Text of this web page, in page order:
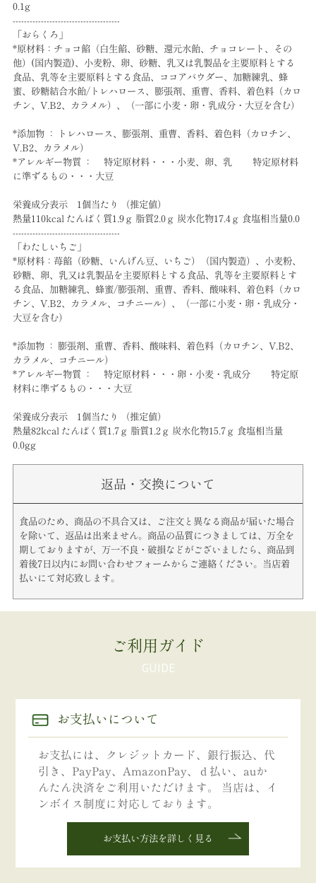
0.1g
--------------------------------------
「おらくろ」
*原材料：チョコ餡（白生餡、砂糖、還元水飴、チョコレート、その
他）(国内製造)、小麦粉、卵、砂糖、乳又は乳製品を主要原料とする
食品、乳等を主要原料とする食品、ココアパウダー、加糖練乳、蜂
蜜、砂糖結合水飴/トレハロース、膨張剤、重曹、香料、着色料（カロ
チン、V.B2、カラメル）、（一部に小麦・卵・乳成分・大豆を含む）
*添加物 ： トレハロース、膨張剤、重曹、香料、着色料（カロチン、
V.B2、カラメル）
*アレルギー物質 ： 特定原材料・・・小麦、卵、乳 特定原材料
に準ずるもの・・・大豆
栄養成分表示 1個当たり （推定値）
熱量110kcal たんぱく質1.9ｇ 脂質2.0ｇ 炭水化物17.4ｇ 食塩相当量0.0
--------------------------------------
「わたしいちご」
*原材料：苺餡（砂糖、いんげん豆、いちご）（国内製造）、小麦粉、
砂糖、卵、乳又は乳製品を主要原料とする食品、乳等を主要原料とす
る食品、加糖練乳、蜂蜜/膨張剤、重曹、香料、酸味料、着色料（カロ
チン、V.B2、カラメル、コチニール）、（一部に小麦・卵・乳成分・
大豆を含む）
*添加物 ： 膨張剤、重曹、香料、酸味料、着色料（カロチン、V.B2、
カラメル、コチニール）
*アレルギー物質 ： 特定原材料・・・卵・小麦・乳成分 特定原
材料に準ずるもの・・・大豆
栄養成分表示 1個当たり （推定値）
熱量82kcal たんぱく質1.7ｇ 脂質1.2ｇ 炭水化物15.7ｇ 食塩相当量
0.0gg
返品・交換について
食品のため、商品の不具合又は、ご注文と異なる商品が届いた場合
を除いて、返品は出来ません。商品の品質につきましては、万全を
期しておりますが、万一不良・破損などがございましたら、商品到
着後7日以内にお問い合わせフォームからご連絡ください。当店着
払いにて対応致します。
ご利用ガイド
お支払いについて
お支払には、クレジットカード、銀行振込、代
引き、PayPay、AmazonPay、ｄ払い、auか
んたん決済をご利用いただけます。 当店は、イ
ンボイス制度に対応しております。
お支払い方法を詳しく見る